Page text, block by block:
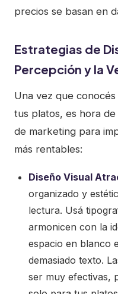
precios se basan en
Estrategias de
Percepción y la
Una vez que
tus platos, es hora
de marketing para
más rentables:
Diseño Visual
organizado y
lectura. Usá
armonicen con la
espacio en blanco
demasiado texto.
ser muy efectivas,